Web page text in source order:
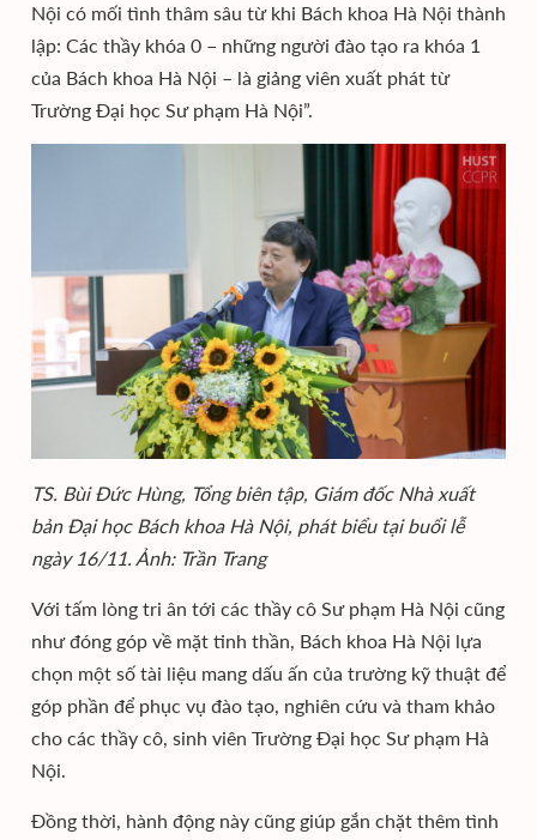
Nội có mối tình thâm sâu từ khi Bách khoa Hà Nội thành
lập: Các thầy khóa 0 – những người đào tạo ra khóa 1
của Bách khoa Hà Nội – là giảng viên xuất phát từ
Trường Đại học Sư phạm Hà Nội”.
TS. Bùi Đức Hùng, Tổng biên tập, Giám đốc Nhà xuất
bản Đại học Bách khoa Hà Nội, phát biểu tại buổi lễ
ngày 16/11. Ảnh: Trần Trang
Với tấm lòng tri ân tới các thầy cô Sư phạm Hà Nội cũng
như đóng góp về mặt tinh thần, Bách khoa Hà Nội lựa
chọn một số tài liệu mang dấu ấn của trường kỹ thuật để
góp phần để phục vụ đào tạo, nghiên cứu và tham khảo
cho các thầy cô, sinh viên Trường Đại học Sư phạm Hà
Nội.
Đồng thời, hành động này cũng giúp gắn chặt thêm tình